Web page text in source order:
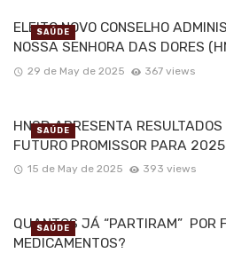
ELEITO NOVO CONSELHO
NOSSA SENHORA DAS DORES
29 de May de 2025 367 views
SAÚDE
HNSD APRESENTA
FUTURO PROMISSOR PARA 2025
15 de May de 2025 393 views
SAÚDE
QUANTOS JÁ “PARTIRAM” POR
MEDICAMENTOS?
SAÚDE